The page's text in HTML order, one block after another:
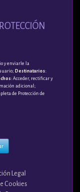
y enviarle la
Destinatarios:
: Acceder, rectificar y
adicional;
de Protección de
Legal
Cookies